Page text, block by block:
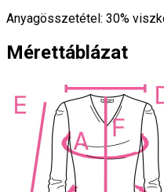
Anyagösszetétel: 30%
Mérettáblázat